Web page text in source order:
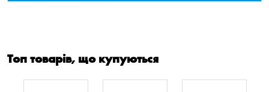
Топ товарів, що купуються